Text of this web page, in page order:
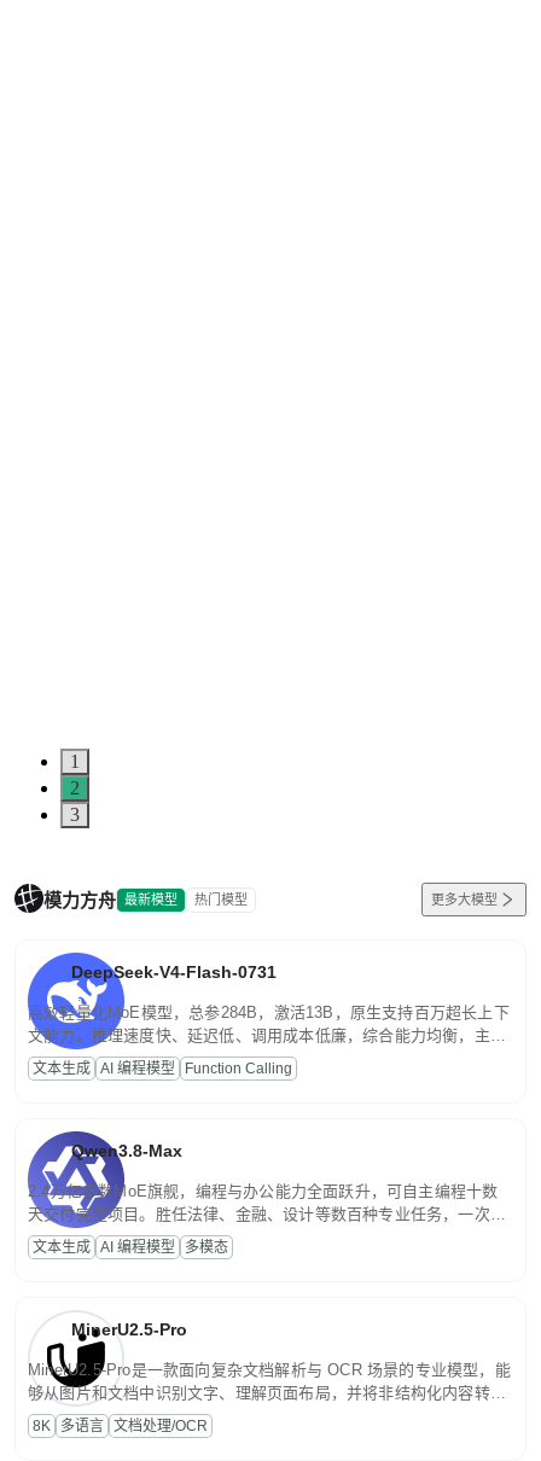
1
2
3
模力方舟 最新模型 热门模型 更多大模型
DeepSeek-V4-Flash-0731
高效轻量化MoE模型，总参284B，激活13B，原生支持百万超长上下
文能力。推理速度快、延迟低、调用成本低廉，综合能力均衡，主打
高并发、轻量化任务，适合日常对话、内容创作、基础 RAG、批量
文案处理等普惠刚需场景。
文本生成 AI 编程模型 Function Calling
Qwen3.8-Max
2.4万亿参数MoE旗舰，编程与办公能力全面跃升，可自主编程十数
天交付完整项目。胜任法律、金融、设计等数百种专业任务，一次对
话端到端交付生产级成果。原生视觉理解贯穿规划、执行与验证全流
程，支持超长文档与长视频的深度语义解析。长程任务中自主规划与
文本生成 AI 编程模型 多模态
MinerU2.5-Pro
MinerU2.5-Pro是一款面向复杂文档解析与 OCR 场景的专业模型，能
够从图片和文档中识别文字、理解页面布局，并将非结构化内容转换
为便于存储、检索和二次处理的结构化结果。
8K 多语言 文档处理/OCR